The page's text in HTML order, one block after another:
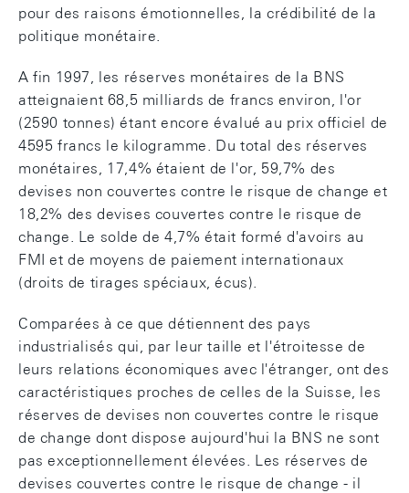
pour des raisons émotionnelles, la crédibilité de la
politique monétaire.
A fin 1997, les réserves monétaires de la BNS
atteignaient 68,5 milliards de francs environ, l'or
(2590 tonnes) étant encore évalué au prix officiel de
4595 francs le kilogramme. Du total des réserves
monétaires, 17,4% étaient de l'or, 59,7% des
devises non couvertes contre le risque de change et
18,2% des devises couvertes contre le risque de
change. Le solde de 4,7% était formé d'avoirs au
FMI et de moyens de paiement internationaux
(droits de tirages spéciaux, écus).
Comparées à ce que détiennent des pays
industrialisés qui, par leur taille et l'étroitesse de
leurs relations économiques avec l'étranger, ont des
caractéristiques proches de celles de la Suisse, les
réserves de devises non couvertes contre le risque
de change dont dispose aujourd'hui la BNS ne sont
pas exceptionnellement élevées. Les réserves de
devises couvertes contre le risque de change - il